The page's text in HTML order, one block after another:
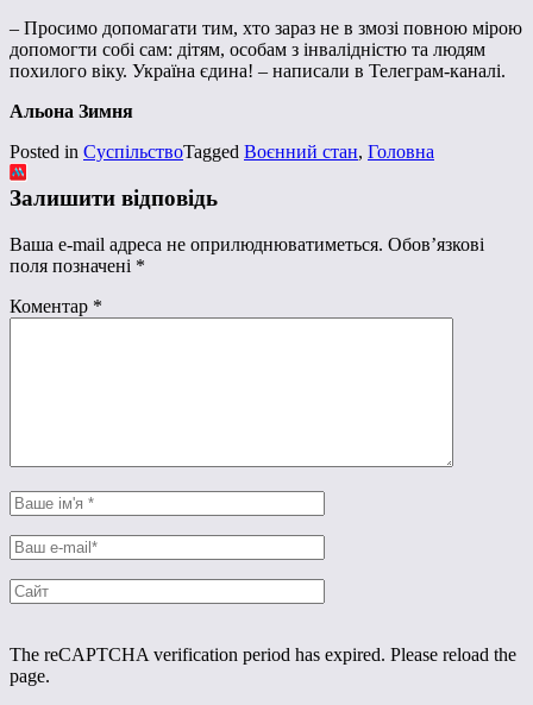
– Просимо допомагати тим, хто зараз не в змозі повною мірою
допомогти собі сам: дітям, особам з інвалідністю та людям
похилого віку. Україна єдина! – написали в Телеграм-каналі.
Альона Зимня
Posted in СуспільствоTagged Воєнний стан, Головна
Залишити відповідь
Ваша e-mail адреса не оприлюднюватиметься. Обов’язкові
поля позначені *
Коментар *
The reCAPTCHA verification period has expired. Please reload the
page.